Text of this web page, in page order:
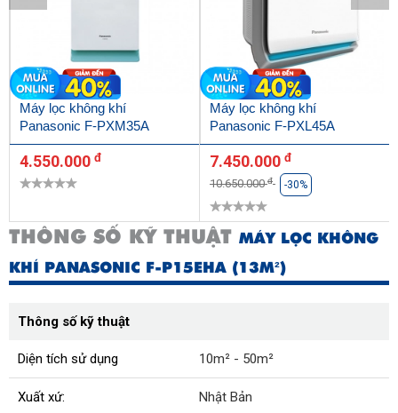
Máy lọc không khí
Panasonic F-PXM35A
4.550.000 đ
Máy lọc không khí
Panasonic F-PXL45A
7.450.000 đ
10.650.000đ -30%
THÔNG SỐ KỸ THUẬT MÁY LỌC KHÔNG
KHÍ PANASONIC F-P15EHA (13M²)
Thông số kỹ thuật
Diện tích sử dụng 10m² - 50m²
Xuất xứ: Nhật Bản